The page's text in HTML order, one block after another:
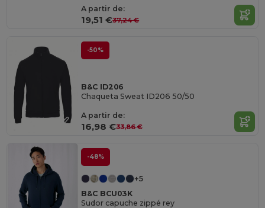
A partir de:
19,51 €37,24 €
-50%
B&C ID206
Chaqueta Sweat ID206 50/50
A partir de:
16,98 €33,86 €
-48%
+5
B&C BCU03K
Sudor capuche zippé rey